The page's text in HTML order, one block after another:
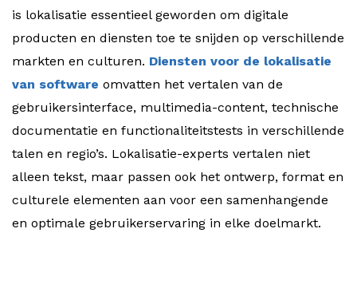
is lokalisatie essentieel geworden om digitale
producten en diensten toe te snijden op verschillende
markten en culturen. Diensten voor de lokalisatie
van software omvatten het vertalen van de
gebruikersinterface, multimedia-content, technische
documentatie en functionaliteitstests in verschillende
talen en regio’s. Lokalisatie-experts vertalen niet
alleen tekst, maar passen ook het ontwerp, format en
culturele elementen aan voor een samenhangende
en optimale gebruikerservaring in elke doelmarkt.